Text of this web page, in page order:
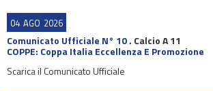
04 AGO 2026
Comunicato Ufficiale N° 10. Calcio A 11
COPPE: Coppa Italia Eccellenza E Promozione
Scarica il Comunicato Ufficiale